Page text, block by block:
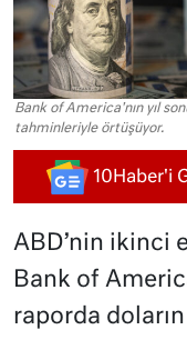
Bank of America'nın yıl
tahminleriyle örtüşüyor.
10Haber'i
ABD’nin ikinci
Bank of
raporda